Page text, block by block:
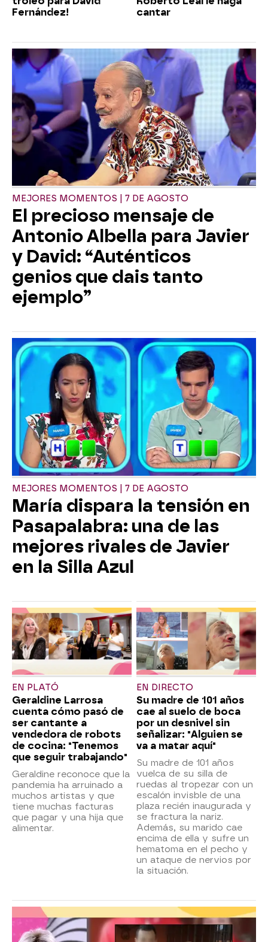
Fernández!
cantar
MEJORES MOMENTOS | 7 DE AGOSTO
El precioso mensaje de
Antonio Albella para Javier
y David: “Auténticos
genios que dais tanto
ejemplo”
MEJORES MOMENTOS | 7 DE AGOSTO
María dispara la tensión en
Pasapalabra: una de las
mejores rivales de Javier
en la Silla Azul
EN PLATÓ
Geraldine Larrosa
cuenta cómo pasó de
ser cantante a
vendedora de robots
de cocina: "Tenemos
que seguir trabajando"
Geraldine reconoce que la
pandemia ha arruinado a
muchos artistas y que
tiene muchas facturas
que pagar y una hija que
alimentar.
EN DIRECTO
Su madre de 101 años
cae al suelo de boca
por un desnivel sin
señalizar: "Alguien se
va a matar aquí"
Su madre de 101 años
vuelca de su silla de
ruedas al tropezar con un
escalón invisble de una
plaza recién inaugurada y
se fractura la nariz.
Además, su marido cae
encima de ella y sufre un
hematoma en el pecho y
un ataque de nervios por
la situación.